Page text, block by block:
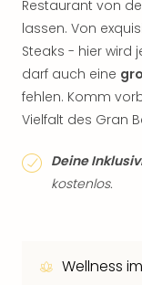
Restaurant von
lassen. Von
Steaks - hier wird
darf auch eine
fehlen. Komm
Vielfalt des Gran
Deine
kostenlos.
Wellness